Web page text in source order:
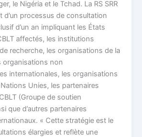
le Nigéria et le Tchad. La RS SRR
d’un processus de consultation
d’un an impliquant les États
affectés, les institutions
recherche, les organisations de la
organisations non
internationales, les organisations
Unies, les partenaires
(Groupe de soutien
que d’autres partenaires
« Cette stratégie est le
élargies et reflète une